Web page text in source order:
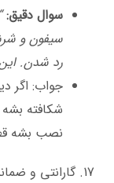
سوال دقیق:
سیفون و
رد شدن.
جواب: اگر
شکافته
نصب بشه
17. گارانتی و ضمانت اجرایی شامل چه مواردی می‌شود؟